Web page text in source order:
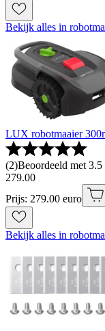
Bekijk alles in
LUX robotmaaier
(2)Beoordeeld met
279.00
Prijs: 279.00 euro
Bekijk alles in